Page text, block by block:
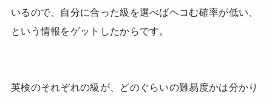
いるので、自分に合った級を選べばヘコむ確率が低い、
という情報をゲットしたからです。
英検のそれぞれの級が、どのぐらいの難易度かは分かり